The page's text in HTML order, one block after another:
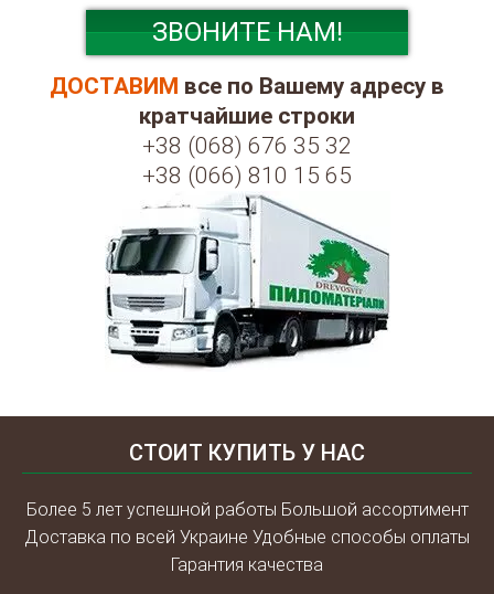
ЗВОНИТЕ НАМ!
ДОСТАВИМ все по Вашему адресу в
кратчайшие строки
+38 (068) 676 35 32
+38 (066) 810 15 65
СТОИТ КУПИТЬ У НАС
Более 5 лет успешной работы Большой ассортимент
Доставка по всей Украине Удобные способы оплаты
Гарантия качества